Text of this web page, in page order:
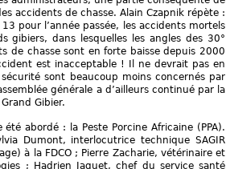
accidents de chasse. Alain Czapnik répète :
pour l’année passée, les accidents mortels
dans lesquelles les angles des 30°
de chasse sont en forte baisse depuis 2000
est inacceptable ! Il ne devrait pas en
sont beaucoup moins concernés par
générale a d’ailleurs continué par la
Gibier.
abordé : la Peste Porcine Africaine (PPA).
Dumont, interlocutrice technique SAGIR
à la FDCO ; Pierre Zacharie, vétérinaire et
; Hadrien Jaquet, chef du service santé